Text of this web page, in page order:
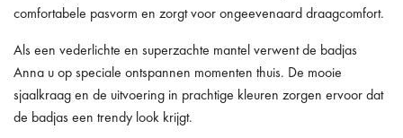
comfortabele pasvorm en zorgt voor ongeevenaard draagcomfort.
Als een vederlichte en superzachte mantel verwent de badjas
Anna u op speciale ontspannen momenten thuis. De mooie
sjaalkraag en de uitvoering in prachtige kleuren zorgen ervoor dat
de badjas een trendy look krijgt.